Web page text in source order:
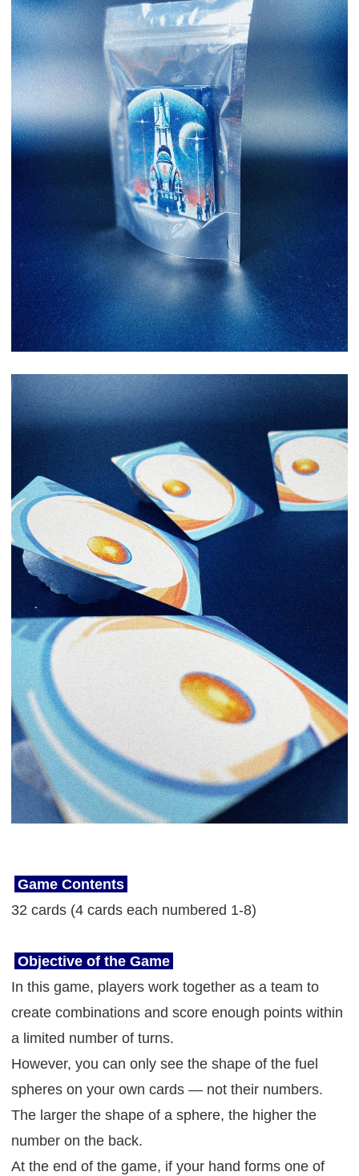
Game Contents
32 cards (4 cards each numbered 1-8)
Objective of the Game
In this game, players work together as a team to
create combinations and score enough points within
a limited number of turns.
However, you can only see the shape of the fuel
spheres on your own cards — not their numbers.
The larger the shape of a sphere, the higher the
number on the back.
At the end of the game, if your hand forms one of